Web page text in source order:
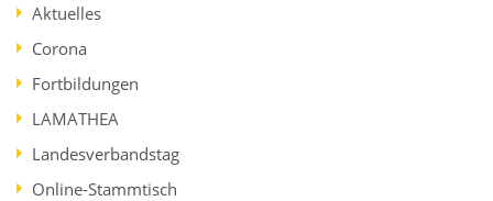
Aktuelles
Corona
Fortbildungen
LAMATHEA
Landesverbandstag
Online-Stammtisch